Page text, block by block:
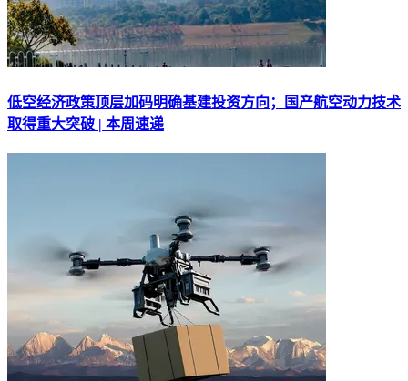
低空经济政策顶层加码明确基建投资方向；国产航空动力技术
取得重大突破 | 本周速递